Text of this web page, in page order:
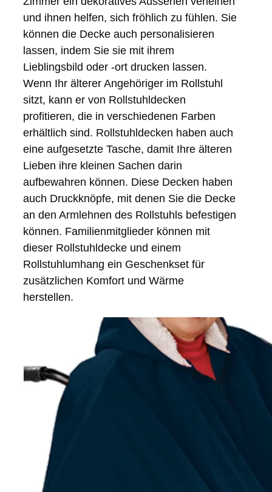
und ihnen helfen, sich fröhlich zu fühlen. Sie
können die Decke auch personalisieren
lassen, indem Sie sie mit ihrem
Lieblingsbild oder -ort drucken lassen.
Wenn Ihr älterer Angehöriger im Rollstuhl
sitzt, kann er von Rollstuhldecken
profitieren, die in verschiedenen Farben
erhältlich sind. Rollstuhldecken haben auch
eine aufgesetzte Tasche, damit Ihre älteren
Lieben ihre kleinen Sachen darin
aufbewahren können. Diese Decken haben
auch Druckknöpfe, mit denen Sie die Decke
an den Armlehnen des Rollstuhls befestigen
können. Familienmitglieder können mit
dieser Rollstuhldecke und einem
Rollstuhlumhang ein Geschenkset für
zusätzlichen Komfort und Wärme
herstellen.